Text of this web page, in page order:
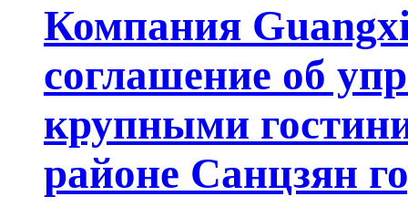
Компания
соглашение об
крупными
районе Санцзян